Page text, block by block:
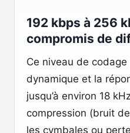
192 kbps à 256
compromis de
Ce niveau de codage
dynamique et la
jusqu’à environ 18
compression (bruit
les cymbales ou